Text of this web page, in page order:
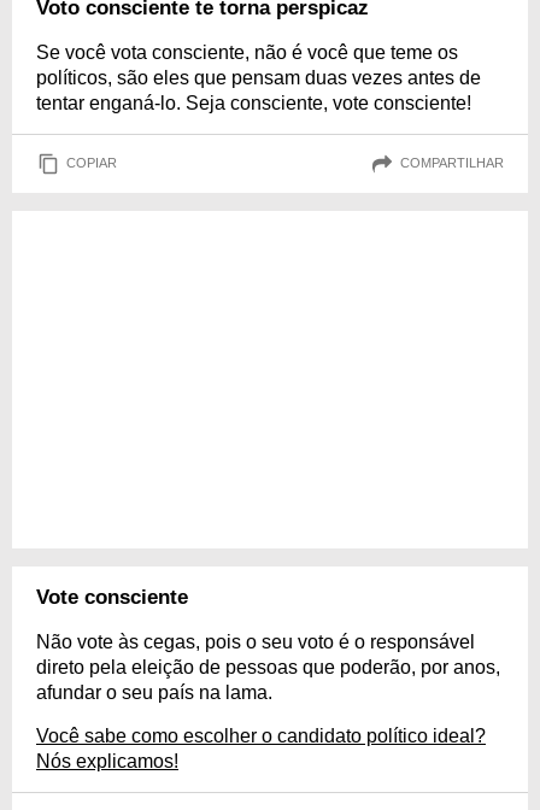
Voto consciente te torna perspicaz
Se você vota consciente, não é você que teme os
políticos, são eles que pensam duas vezes antes de
tentar enganá-lo. Seja consciente, vote consciente!
COPIAR COMPARTILHAR
Vote consciente
Não vote às cegas, pois o seu voto é o responsável
direto pela eleição de pessoas que poderão, por anos,
afundar o seu país na lama.
Você sabe como escolher o candidato político ideal?
Nós explicamos!